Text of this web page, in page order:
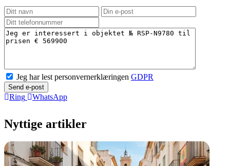
Jeg har lest personvernerklæringen GDPR
Send e-post
Ring WhatsApp
Nyttige artikler